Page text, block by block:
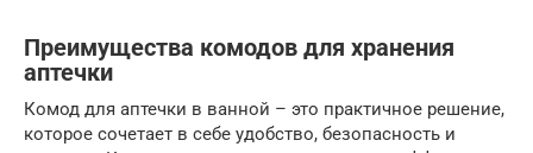
Преимущества комодов для хранения
аптечки
Комод для аптечки в ванной – это практичное решение,
которое сочетает в себе удобство, безопасность и